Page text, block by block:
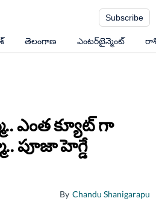
Subscribe
తెలంగాణ ఎంటర్‌టైన్మెంట్
ఎంత క్యూట్ గా
పూజా హెగ్డే
By Chandu Shanigarapu